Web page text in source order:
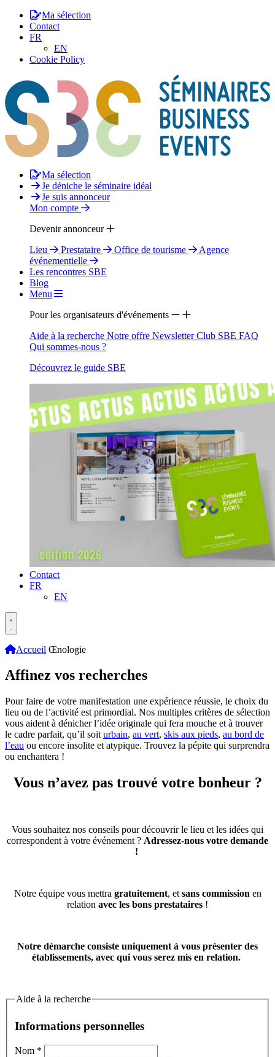
Ma sélection
Contact
FR
EN
Cookie Policy
Ma sélection
Je déniche le séminaire idéal
Je suis annonceur
Mon compte
Devenir annonceur
Lieu
Prestataire Office de tourisme
Agence
événementielle
Les rencontres SBE
Blog
Menu
Pour les organisateurs d'événements
Aide à la recherche Notre offre NewsletterClub SBE FAQ
Qui sommes-nous ?
Découvrez le guide SBE
Contact
FR
EN
Accueil Œnologie
Affinez vos recherches
Pour faire de votre manifestation une expérience réussie, le choix du
lieu ou de l’activité est primordial. Nos multiples critères de sélection
vous aident à dénicher l’idée originale qui fera mouche et à trouver
le cadre parfait, qu’il soit urbain, au vert, skis aux pieds, au bord de
l’eau ou encore insolite et atypique. Trouvez la pépite qui surprendra
ou enchantera !
Vous n’avez pas trouvé votre bonheur ?
Vous souhaitez nos conseils pour découvrir le lieu et les idées qui
correspondent à votre événement ? Adressez-nous votre demande
!
Notre équipe vous mettra gratuitement, et sans commission en
relation avec les bons prestataires !
Notre démarche consiste uniquement à vous présenter des
établissements, avec qui vous serez mis en relation.
Aide à la recherche
Informations personnelles
Nom *